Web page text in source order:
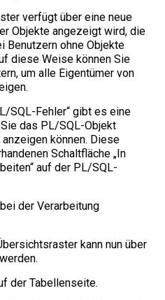
verfügt über eine neue
Objekte angezeigt wird, die
Benutzern ohne Objekte
diese Weise können Sie
um alle Eigentümer von
SQL-Fehler“ gibt es eine
das PL/SQL-Objekt
können. Diese
Schaltfläche „In
auf der PL/SQL-
der Verarbeitung
kann nun über
der Tabellenseite.